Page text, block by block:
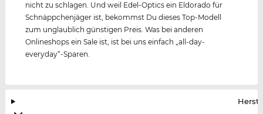
nicht zu schlagen. Und weil Edel-Optics ein Eldorado für
Schnäppchenjäger ist, bekommst Du dieses Top-Modell
zum unglaublich günstigen Preis. Was bei anderen
Onlineshops ein Sale ist, ist bei uns einfach „all-day-
everyday“-Sparen.